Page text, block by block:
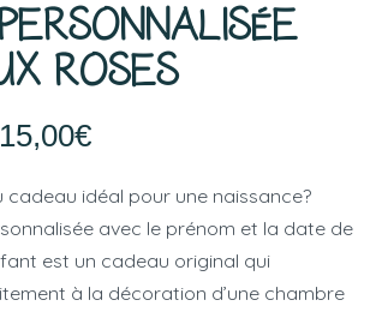
ROSES
15,00€
cadeau idéal pour une naissance?
avec le prénom et la date de
est un cadeau original qui
à la décoration d’une chambre